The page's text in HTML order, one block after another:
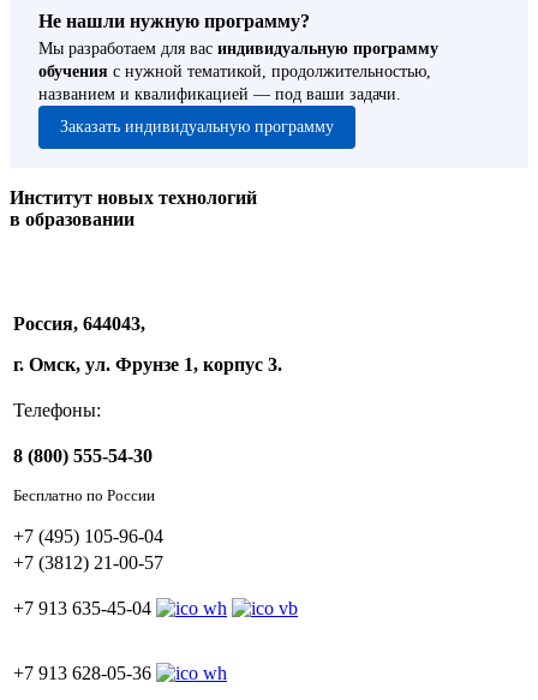
Не нашли нужную программу?
Мы разработаем для вас индивидуальную программу
обучения с нужной тематикой, продолжительностью,
названием и квалификацией — под ваши задачи.
Заказать индивидуальную программу
Институт новых технологий
в образовании
Россия, 644043,
г. Омск, ул. Фрунзе 1, корпус 3.
Телефоны:
8 (800) 555-54-30
Бесплатно по России
+7 (495) 105-96-04
+7 (3812) 21-00-57
+7 913 635-45-04
+7 913 628-05-36